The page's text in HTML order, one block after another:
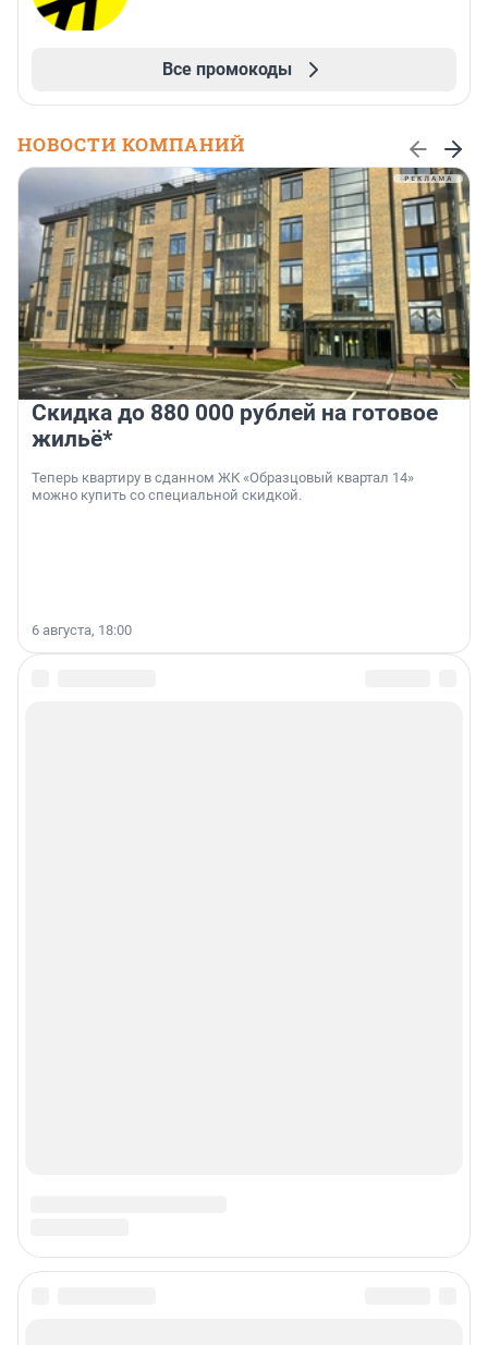
Все промокоды
НОВОСТИ КОМПАНИЙ
Скидка до 880 000 рублей на готовое
жильё*
Теперь квартиру в сданном ЖК «Образцовый квартал 14»
можно купить со специальной скидкой.
6 августа, 18:00